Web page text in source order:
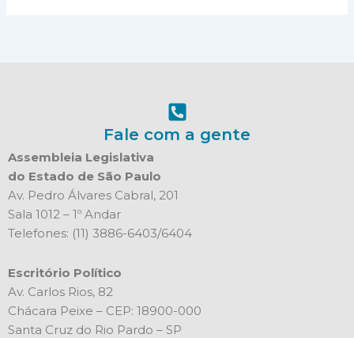
Fale com a gente
Assembleia Legislativa
do Estado de São Paulo
Av. Pedro Álvares Cabral, 201
Sala 1012 – 1º Andar
Telefones: (11) 3886-6403/6404
Escritório Político
Av. Carlos Rios, 82
Chácara Peixe – CEP: 18900-000
Santa Cruz do Rio Pardo – SP